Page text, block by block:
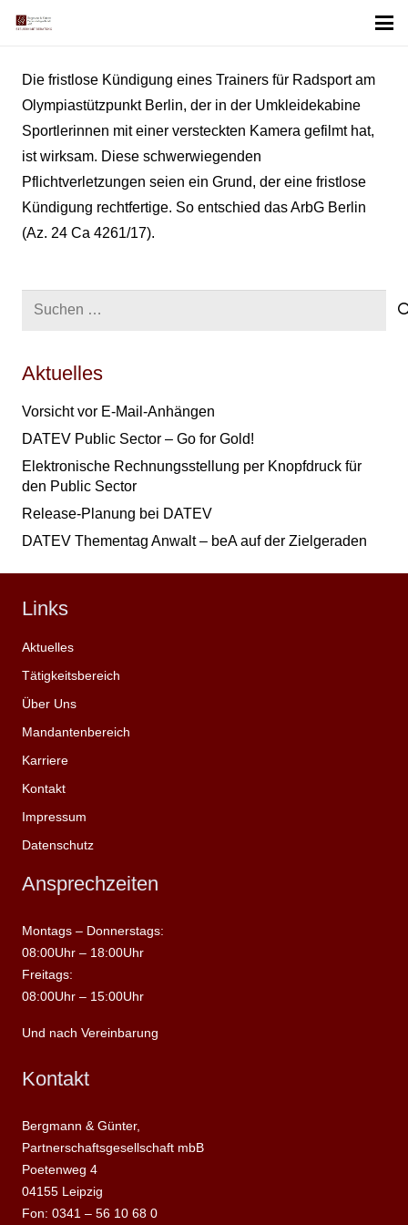
Die fristlose Kündigung eines Trainers für Radsport am
Olympiastützpunkt Berlin, der in der Umkleidekabine
Sportlerinnen mit einer versteckten Kamera gefilmt hat,
ist wirksam. Diese schwerwiegenden
Pflichtverletzungen seien ein Grund, der eine fristlose
Kündigung rechtfertige. So entschied das ArbG Berlin
(Az. 24 Ca 4261/17).
Suchen
Aktuelles
Vorsicht vor E-Mail-Anhängen
DATEV Public Sector – Go for Gold!
Elektronische Rechnungsstellung per Knopfdruck für
den Public Sector
Release-Planung bei DATEV
DATEV Thementag Anwalt – beA auf der Zielgeraden
Links
Aktuelles
Tätigkeitsbereich
Über Uns
Mandantenbereich
Karriere
Kontakt
Impressum
Datenschutz
Ansprechzeiten
Montags – Donnerstags:
08:00Uhr – 18:00Uhr
Freitags:
08:00Uhr – 15:00Uhr
Und nach Vereinbarung
Kontakt
Bergmann & Günter,
Partnerschaftsgesellschaft mbB
Poetenweg 4
04155 Leipzig
Fon: 0341 – 56 10 68 0